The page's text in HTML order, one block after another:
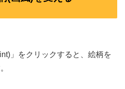
」をクリックすると、絵柄を